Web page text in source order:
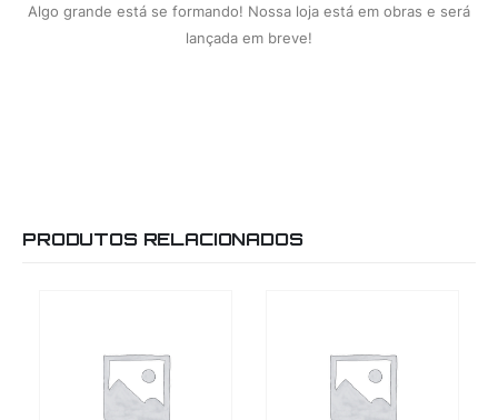
Algo grande está se formando! Nossa loja está em obras e será
lançada em breve!
PRODUTOS RELACIONADOS